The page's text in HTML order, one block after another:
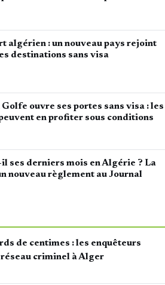
algérien : un nouveau pays rejoint
destinations sans visa
Golfe ouvre ses portes sans visa : les
en profiter sous conditions
ses derniers mois en Algérie ? La
nouveau règlement au Journal
de centimes : les enquêteurs
criminel à Alger